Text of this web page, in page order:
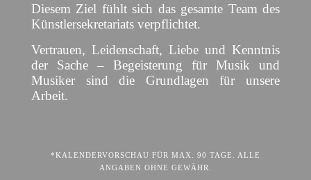
Diesem Ziel fühlt sich das gesamte Team des
Künstlersekretariats verpflichtet.
Vertrauen, Leidenschaft, Liebe und Kenntnis
der Sache – Begeisterung für Musik und
Musiker sind die Grundlagen für unsere
Arbeit.
*KALENDERVORSCHAU FÜR MAX. 90 TAGE. ALLE
ANGABEN OHNE GEWÄHR.